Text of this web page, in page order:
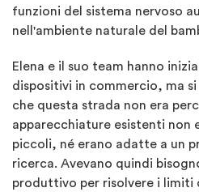
funzioni del sistema nervoso
nell'ambiente naturale del
Elena e il suo team hanno
dispositivi in commercio, ma
che questa strada non era
apparecchiature esistenti non
piccoli, né erano adatte a un
ricerca. Avevano quindi
produttivo per risolvere i limiti